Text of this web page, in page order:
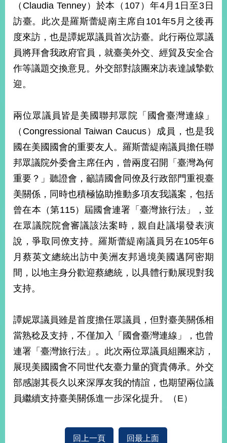
濟
不
落
國
海
和
平
照
回
首
頁
網
站
導
覽
關
於
本
部
新
中
心
外
資
訊
國
家
與
地
區
（Claudia Tenney）於本（107）年4月1日至3日
訪臺。此次是羅斯蕾緹南主席自101年5月之後再
度來訪，也是譚妮眾議員首次訪臺。此行兩位眾議
員將拜會我政府官員，就臺美外交、經貿及安全合
作等議題交換意見。外交部對該團來訪表達誠摯歡
迎。
兩位眾議員皆是美國聯邦眾院「國會臺灣連線」
（Congressional Taiwan Caucus）成員，也是我
國在美國國會的重要友人。羅斯蕾緹南議員擔任聯
邦眾議院外委會主席任內，曾兩度召開「臺灣為何
重要？」聽證會，籲請國會同僚及行政部門重視臺
美關係，同時也積極協助推動多項友我議案，包括
曾在本（第115）屆國會連署「臺灣旅行法」，並
在眾議院院會審議該法案時，親自赴議場發表演
說，爭取同僚支持。羅斯蕾緹南議員另在105年6
月蔡英文總統出訪中美洲友邦過境美國邁阿密期
間，以地主身分歡迎蔡總統，以具體行動展現對我
支持。
譚妮眾議員雖是首度擔任眾議員，但對臺美關係相
當熟稔及支持，不僅加入「國會臺灣連線」，也曾
連署「臺灣旅行法」。此次兩位眾議員組團來訪，
展現美國國會不同世代友臺力量的寶貴傳承。外交
部感謝其長久以來深厚友我的情誼，也期望兩位議
員繼續支持臺美關係進一步深化提升。（E）
回上一頁 回最上面